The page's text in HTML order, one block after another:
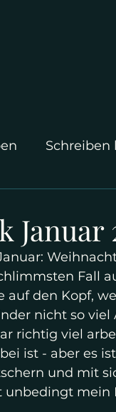
Schreiben
Fall
den Kopf,
nicht so
richtig viel
ist - aber es
und mit
unbedingt mein